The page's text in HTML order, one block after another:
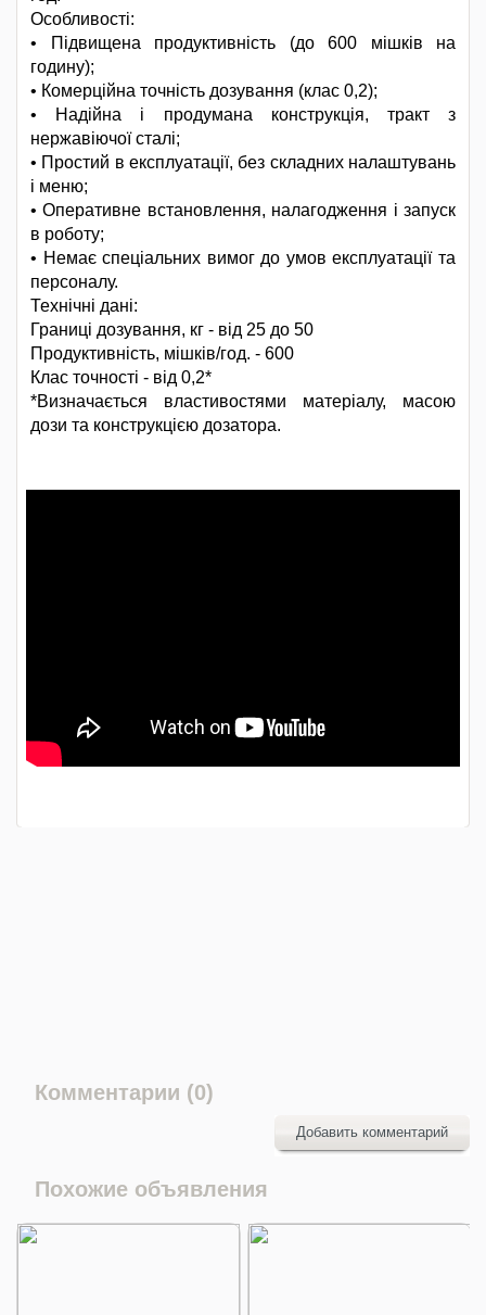
Особливості:
• Підвищена продуктивність (до 600 мішків на
годину);
• Комерційна точність дозування (клас 0,2);
• Надійна і продумана конструкція, тракт з
нержавіючої сталі;
• Простий в експлуатації, без складних налаштувань
і меню;
• Оперативне встановлення, налагодження і запуск
в роботу;
• Немає спеціальних вимог до умов експлуатації та
персоналу.
Технічні дані:
Границі дозування, кг - від 25 до 50
Продуктивність, мішків/год. - 600
Клас точності - від 0,2*
*Визначається властивостями матеріалу, масою
дози та конструкцією дозатора.
Комментарии (0)
Добавить комментарий
Похожие объявления